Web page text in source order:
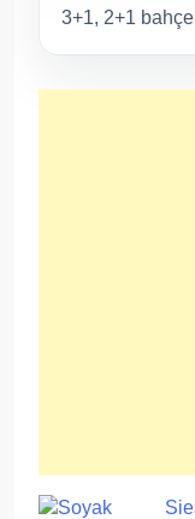
3+1, 2+1